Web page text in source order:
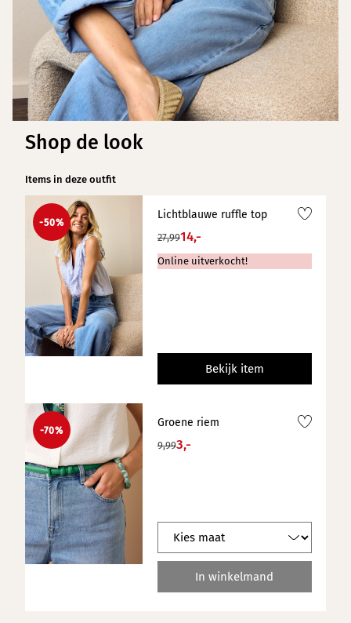
Shop de look
Items in deze outfit
-50%
Lichtblauwe ruffle top
27,9914,-
Online uitverkocht!
Bekijk item
-70%
Groene riem
9,993,-
In winkelmand